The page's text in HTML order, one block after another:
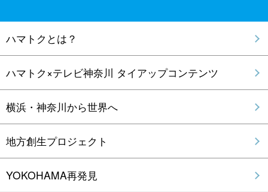
ハマトクとは？
ハマトク×テレビ神奈川 タイアップコンテンツ
横浜・神奈川から世界へ
地方創生プロジェクト
YOKOHAMA再発見